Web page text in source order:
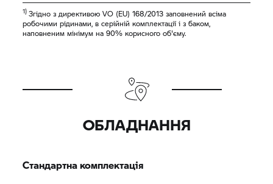
1)Згідно з директивою VO (EU) 168/2013 заповнений всіма
робочими рідинами, в серійній комплектації і з баком,
наповненим мінімум на 90% корисного об'єму.
ОБЛАДНАННЯ
Стандартна комплектація